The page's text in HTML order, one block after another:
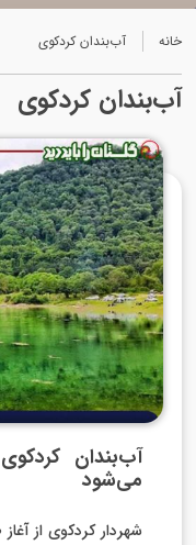
خانه آب‌بندان کردکوی
آب‌بندان کردکوی
آب‌بندان
می‌شود
شهردار کردکوی از